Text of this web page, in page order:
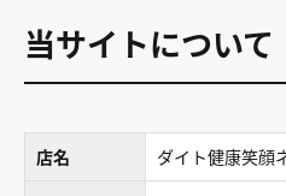
当サイトについて
店名
ダイト健康笑顔